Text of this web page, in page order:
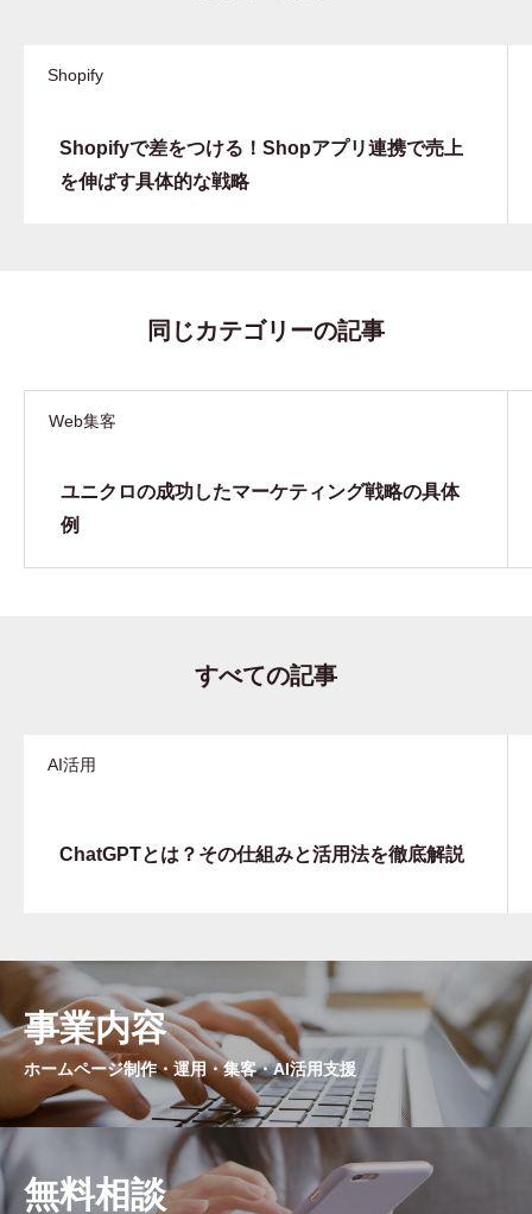
Shopify
Shopifyで差をつける！Shopアプリ連携で売上
を伸ばす具体的な戦略
同じカテゴリーの記事
Web集客
ユニクロの成功したマーケティング戦略の具体
例
すべての記事
AI活用
ChatGPTとは？その仕組みと活用法を徹底解説
事業内容
ホームページ制作・運用・集客・AI活用支援
無料相談